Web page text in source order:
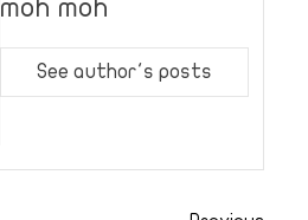
moh moh
See author's posts